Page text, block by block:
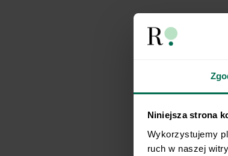
Niniejsza strona
Wykorzystujemy
ruch w naszej